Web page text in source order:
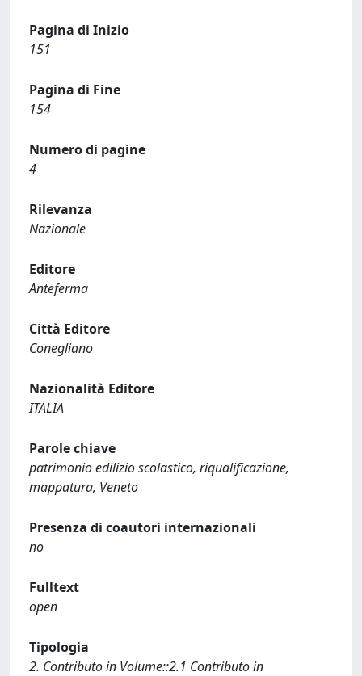
Pagina di Inizio
151
Pagina di Fine
154
Numero di pagine
4
Rilevanza
Nazionale
Editore
Anteferma
Città Editore
Conegliano
Nazionalità Editore
ITALIA
Parole chiave
patrimonio edilizio scolastico, riqualificazione,
mappatura, Veneto
Presenza di coautori internazionali
no
Fulltext
open
Tipologia
2. Contributo in Volume::2.1 Contributo in